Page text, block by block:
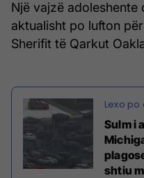
Një vajzë
aktualisht po lufton
Sherifit të Qarkut
Sulm i
shtiu